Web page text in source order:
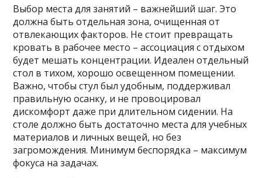
Выбор места для занятий – важнейший шаг. Это
должна быть отдельная зона, очищенная от
отвлекающих факторов. Не стоит превращать
кровать в рабочее место – ассоциация с отдыхом
будет мешать концентрации. Идеален отдельный
стол в тихом, хорошо освещенном помещении.
Важно, чтобы стул был удобным, поддерживал
правильную осанку, и не провоцировал
дискомфорт даже при длительном сидении. На
столе должно быть достаточно места для учебных
материалов и личных вещей, но без
загромождения. Минимум беспорядка – максимум
фокуса на задачах.